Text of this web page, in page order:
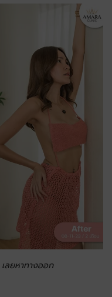
เลยหาทางออก